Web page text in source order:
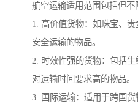
航空运输适用范围包括但不
1. 高价值货物：如珠宝、
安全运输的物品。
2. 时效性强的货物：包括
对运输时间要求高的物品。
3. 国际运输：适用于跨国